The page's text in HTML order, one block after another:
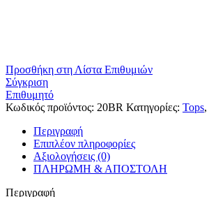
Προσθήκη στη Λίστα Επιθυμιών
Σύγκριση
Επιθυμητό
Κωδικός προϊόντος: 20BR Κατηγορίες: Tops,
Περιγραφή
Επιπλέον πληροφορίες
Αξιολογήσεις (0)
ΠΛΗΡΩΜΗ & ΑΠΟΣΤΟΛΗ
Περιγραφή